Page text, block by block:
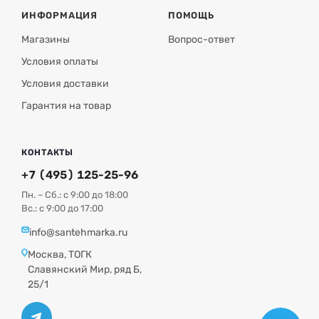
ИНФОРМАЦИЯ
Магазины
Условия оплаты
Условия доставки
Гарантия на товар
ПОМОЩЬ
Вопрос-ответ
КОНТАКТЫ
+7 (495) 125-25-96
Пн. – Сб.: с 9:00 до 18:00
Вс.: с 9:00 до 17:00
info@santehmarka.ru
Москва, ТОГК
Славянский Мир, ряд Б,
25/1